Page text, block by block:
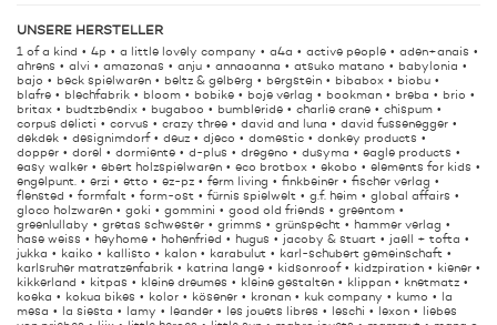
UNSERE HERSTELLER
1 of a kind 4p a little lovely company a4a active people
aden+anais
ahrens
alvi amazonas anju annaoanna atsuko matano
babylonia
bajo
beck spielwaren beltz & gelberg bergstein bibabox
biobu
blafre
blechfabrik bloom bobike boje verlag bookman breba
brio
britax
budtzbendix bugaboo bumbleride charlie crane
chispum
corpus delicti
corvus crazy three david and luna
david fussenegger
dekdek
designimdorf deuz djeco domestic
donkey products
dopper
dorel dormiente d-plus dregeno dusyma
eagle products
easy walker
ebert holzspielwaren eco brotbox ekobo
elements for kids
engelpunt.
erzi etto ez-pz ferm living finkbeiner
fischer verlag
flensted
formfalt form-ost fürnis spielwelt g.f. heim
global affairs
gloco holzwaren
goki gommini good old friends
greentom
greenlullaby
gretas schwester grimms grünspecht
hammer verlag
hase weiss
heyhome hohenfried hugus jacoby & stuart
jaell + tofta
jukka
kaiko kallisto kalon karabulut
karl-schubert gemeinschaft
karlsruher matratzenfabrik
katrina lange kidsonroof kidzpiration
kiener
kikkerland
kitpas kleine dreumes kleine gestalten klippan
knetmatz
koeka
kokua bikes kolor kösener kronan kuk company kumo
la
mesa
la siesta lamy leander les jouets libres leschi lexon
liebes